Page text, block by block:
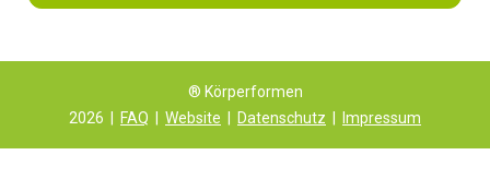
® Körperformen
2026
FAQ Website Datenschutz Impressum